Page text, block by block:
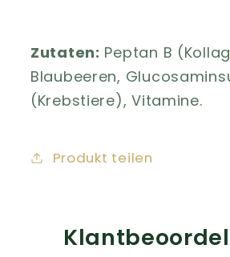
Zutaten: Peptan B
Blaubeeren,
(Krebstiere), Vitamine.
Produkt teilen